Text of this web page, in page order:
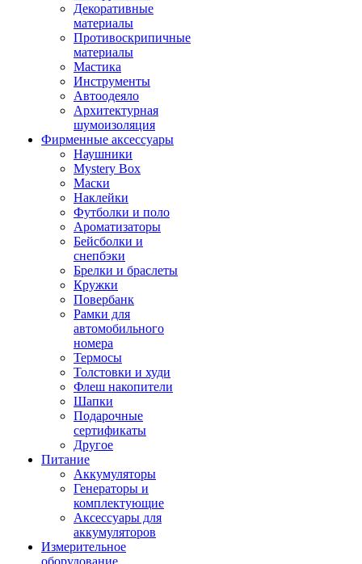
Декоративные
материалы
Противоскрипичные
материалы
Мастика
Инструменты
Автоодеяло
Архитектурная
шумоизоляция
Фирменные аксессуары
Наушники
Mystery Box
Маски
Наклейки
Футболки и поло
Ароматизаторы
Бейсболки и
снепбэки
Брелки и браслеты
Кружки
Повербанк
Рамки для
автомобильного
номера
Термосы
Толстовки и худи
Флеш накопители
Шапки
Подарочные
сертификаты
Другое
Питание
Аккумуляторы
Генераторы и
комплектующие
Аксессуары для
аккумуляторов
Измерительное
оборудование